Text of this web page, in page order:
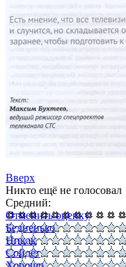
Вверх
Никто ещё не голосовал
Средний:
Отменить оценку
Бедненько
Никак
Сойдёт